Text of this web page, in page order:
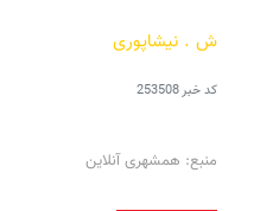
ش . نیشاپوری
کد خبر253508
منبع: همشهری آنلاین